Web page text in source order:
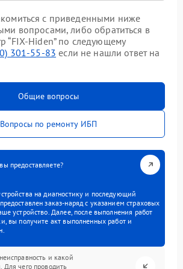
с приведенными ниже
вопросами, либо обратиться в
“FIX-Hiden” по следующему
301-55-83 если не нашли ответ на
Общие вопросы
Вопросы по ремонту ИБП
предоставляете?
на диагностику и последующий
заказ-наряд с указанием страховых
устройство. Далее, после выполнения работ
вы получите акт выполненных работ и
и какой
Для чего проводить